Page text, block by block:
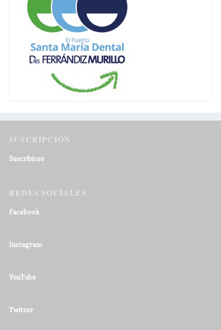
SUSCRIPCIÓN
Suscribirse
REDES SOCIALES
Facebook
Instagram
YouTube
Twitter